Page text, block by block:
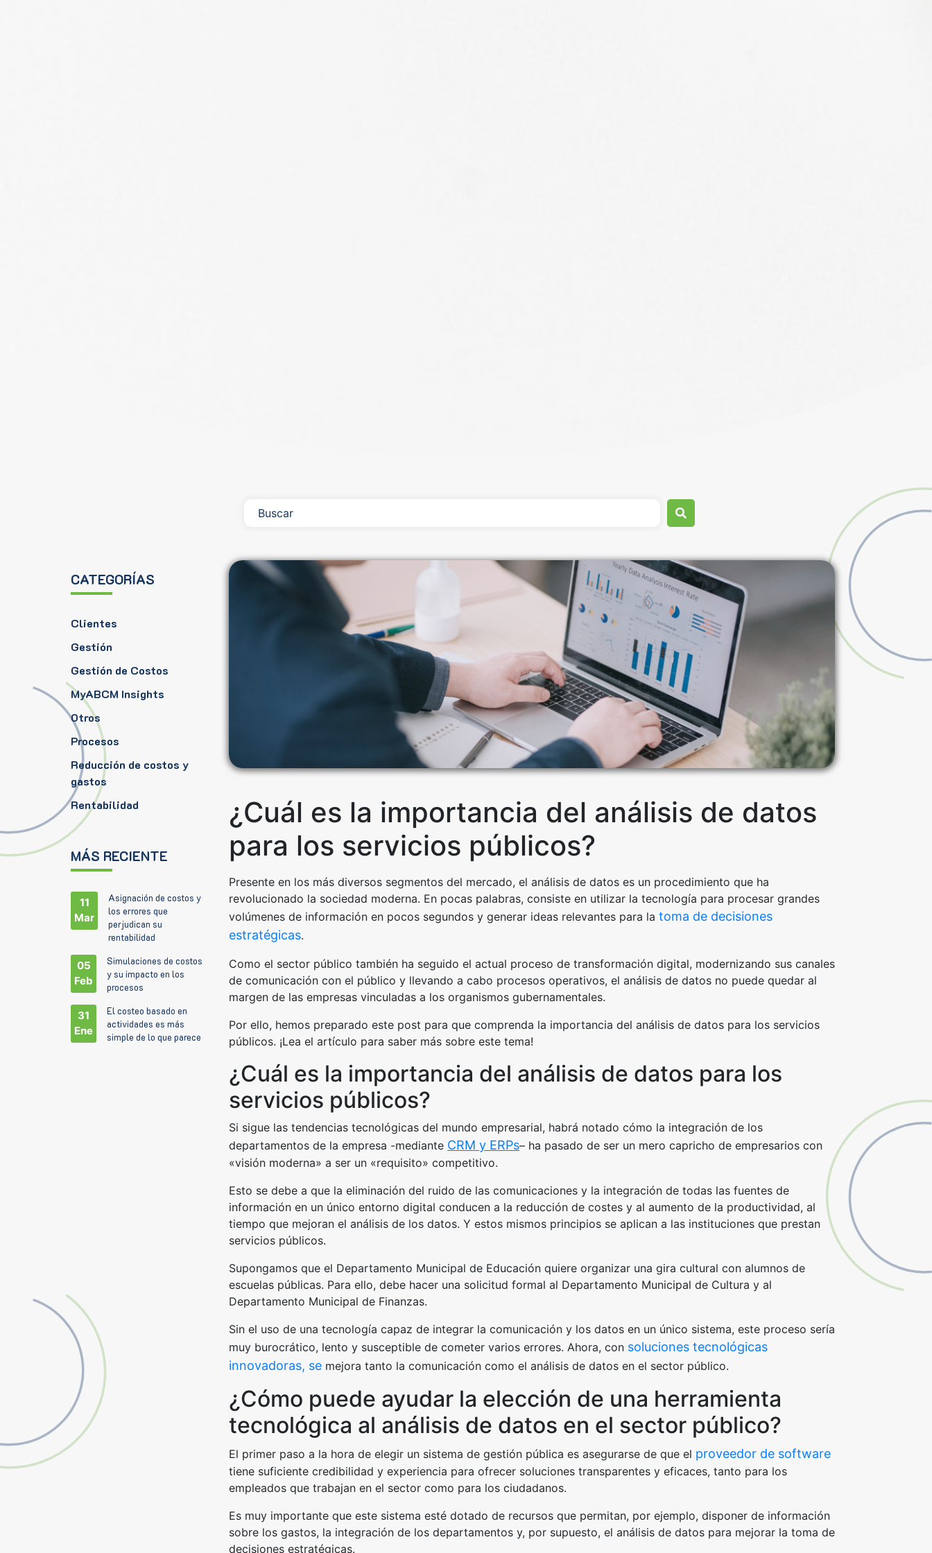
CATEGORÍAS
Clientes
Gestión
Gestión de Costos
MyABCM Insights
Otros
Procesos
Reducción de costos y
gastos
Rentabilidad
MÁS RECIENTE
11
Mar
Asignación de costos y
los errores que
perjudican su
rentabilidad
05
Feb
Simulaciones de costos
y su impacto en los
procesos
31
Ene
El costeo basado en
actividades es más
simple de lo que parece
¿Cuál es la importancia del análisis de datos
para los servicios públicos?
Presente en los más diversos segmentos del mercado, el análisis de datos es un procedimiento que ha
revolucionado la sociedad moderna. En pocas palabras, consiste en utilizar la tecnología para procesar grandes
volúmenes de información en pocos segundos y generar ideas relevantes para la toma de decisiones
estratégicas.
Como el sector público también ha seguido el actual proceso de transformación digital, modernizando sus canales
de comunicación con el público y llevando a cabo procesos operativos, el análisis de datos no puede quedar al
margen de las empresas vinculadas a los organismos gubernamentales.
Por ello, hemos preparado este post para que comprenda la importancia del análisis de datos para los servicios
públicos. ¡Lea el artículo para saber más sobre este tema!
¿Cuál es la importancia del análisis de datos para los
servicios públicos?
Si sigue las tendencias tecnológicas del mundo empresarial, habrá notado cómo la integración de los
departamentos de la empresa -mediante CRM y ERPs– ha pasado de ser un mero capricho de empresarios con
«visión moderna» a ser un «requisito» competitivo.
Esto se debe a que la eliminación del ruido de las comunicaciones y la integración de todas las fuentes de
información en un único entorno digital conducen a la reducción de costes y al aumento de la productividad, al
tiempo que mejoran el análisis de los datos. Y estos mismos principios se aplican a las instituciones que prestan
servicios públicos.
Supongamos que el Departamento Municipal de Educación quiere organizar una gira cultural con alumnos de
escuelas públicas. Para ello, debe hacer una solicitud formal al Departamento Municipal de Cultura y al
Departamento Municipal de Finanzas.
Sin el uso de una tecnología capaz de integrar la comunicación y los datos en un único sistema, este proceso sería
muy burocrático, lento y susceptible de cometer varios errores. Ahora, con soluciones tecnológicas
innovadoras, se mejora tanto la comunicación como el análisis de datos en el sector público.
¿Cómo puede ayudar la elección de una herramienta
tecnológica al análisis de datos en el sector público?
El primer paso a la hora de elegir un sistema de gestión pública es asegurarse de que el proveedor de software
tiene suficiente credibilidad y experiencia para ofrecer soluciones transparentes y eficaces, tanto para los
empleados que trabajan en el sector como para los ciudadanos.
Es muy importante que este sistema esté dotado de recursos que permitan, por ejemplo, disponer de información
sobre los gastos, la integración de los departamentos y, por supuesto, el análisis de datos para mejorar la toma de
decisiones estratégicas.